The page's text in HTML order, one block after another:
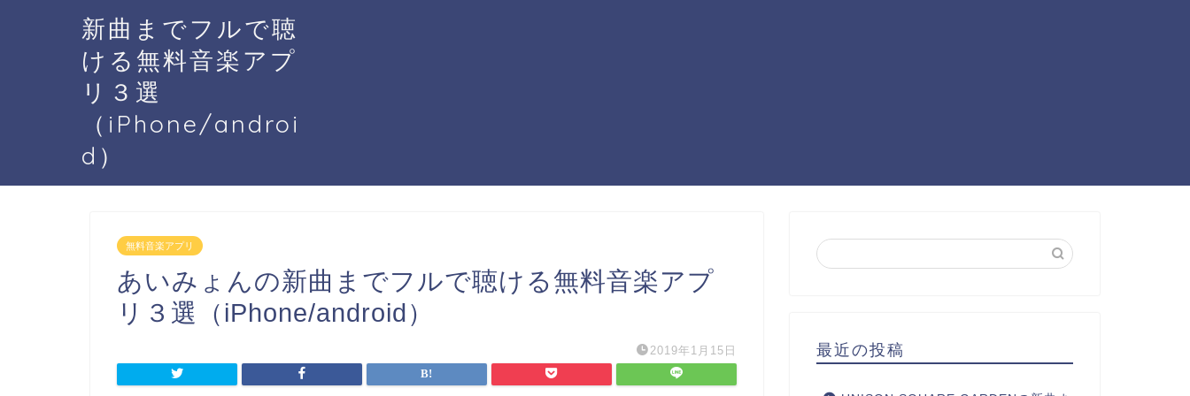
新曲までフルで聴
ける無料音楽アプ
リ３選
（iPhone/androi
d）
無料音楽アプリ
あいみょんの新曲までフルで聴ける無料音楽アプ
リ３選（iPhone/android）
2019年1月15日 最近の投稿